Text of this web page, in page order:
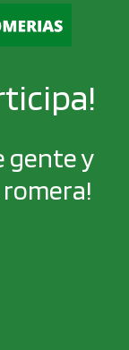
gente y